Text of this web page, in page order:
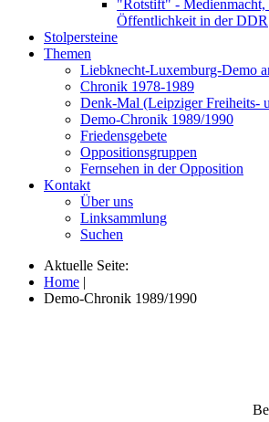
"Rotstift" - Medienmacht,
Öffentlichkeit in der DDR
Stolpersteine
Themen
Liebknecht-Luxemburg-Demo
Chronik 1978-1989
Denk-Mal (Leipziger Freiheits-
Demo-Chronik 1989/1990
Friedensgebete
Oppositionsgruppen
Fernsehen in der Opposition
Kontakt
Über uns
Linksammlung
Suchen
Aktuelle Seite:
Home |
Demo-Chronik 1989/1990